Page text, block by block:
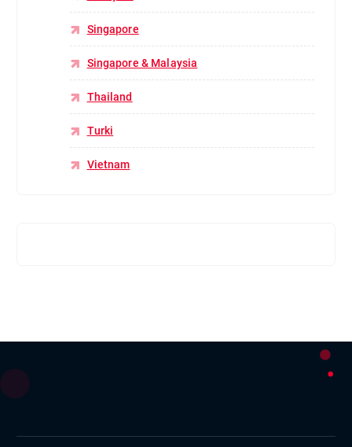
Singapore
Singapore & Malaysia
Thailand
Turki
Vietnam